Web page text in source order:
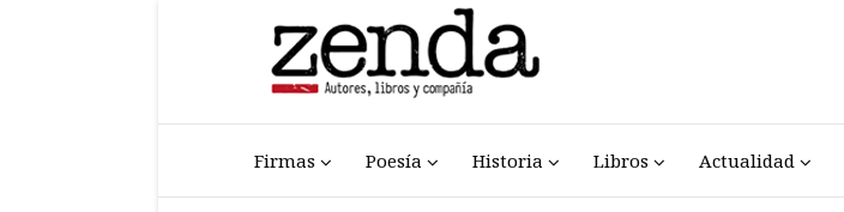
Firmas Poesía Historia Libros Actualidad